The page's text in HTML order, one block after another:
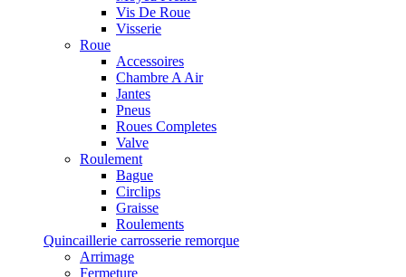
Vis De Roue
Visserie
Roue
Accessoires
Chambre A Air
Jantes
Pneus
Roues Completes
Valve
Roulement
Bague
Circlips
Graisse
Roulements
Quincaillerie carrosserie remorque
Arrimage
Fermeture